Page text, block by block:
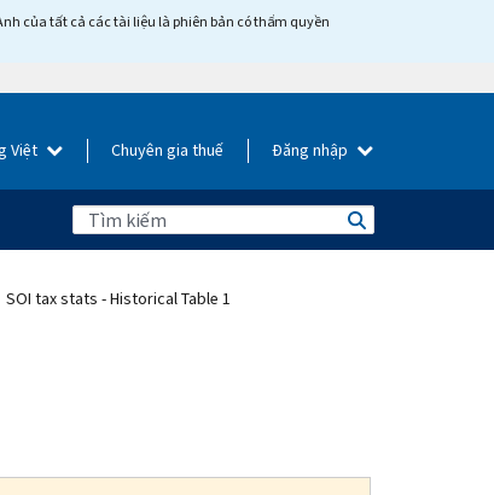
của tất cả các tài liệu là phiên bản có thẩm quyền
Việt Chuyên gia thuế Đăng nhập
SOI tax stats - Historical Table 1